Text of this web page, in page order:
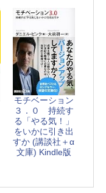
モチベーション
３．０ 持続す
る「やる気！」
をいかに引き出
すか (講談社＋α
文庫) Kindle版